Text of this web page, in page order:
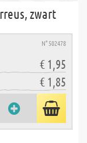
zwart
N° 502478
€ 1,95
€ 1,85